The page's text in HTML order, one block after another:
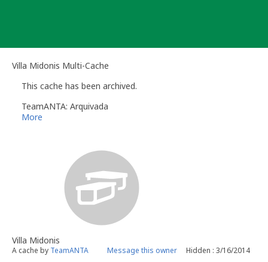
Villa Midonis Multi-Cache
This cache has been archived.
TeamANTA: Arquivada
More
Villa Midonis
A cache by TeamANTA Message this owner Hidden : 3/16/2014